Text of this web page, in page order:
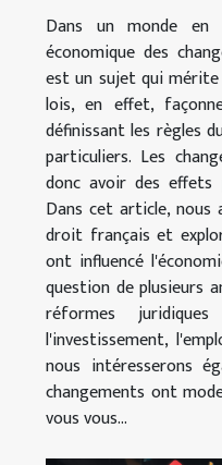
Dans un monde en
économique des
est un sujet qui
lois, en effet,
définissant les règles
particuliers. Les
donc avoir des effets
Dans cet article, nous
droit français et
ont influencé
question de plusieurs
réformes
l'investissement,
nous intéresserons
changements ont
vous vous...